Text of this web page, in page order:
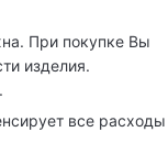
При покупке Вы
изделия.
все расходы